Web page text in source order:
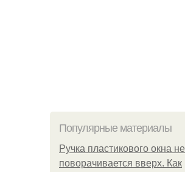
Популярные материалы
Ручка пластикового окна не
поворачивается вверх. Как